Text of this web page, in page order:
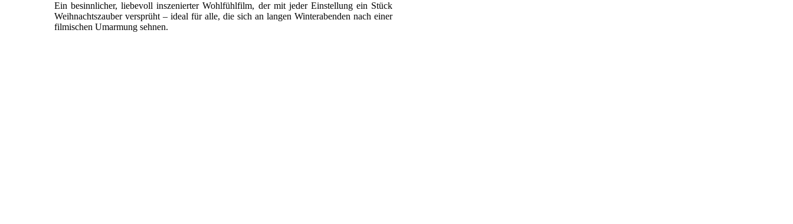
Ein besinnlicher, liebevoll inszenierter Wohlfühlfilm, der mit jeder Einstellung ein Stück
Weihnachtszauber versprüht – ideal für alle, die sich an langen Winterabenden nach einer
filmischen Umarmung sehnen.